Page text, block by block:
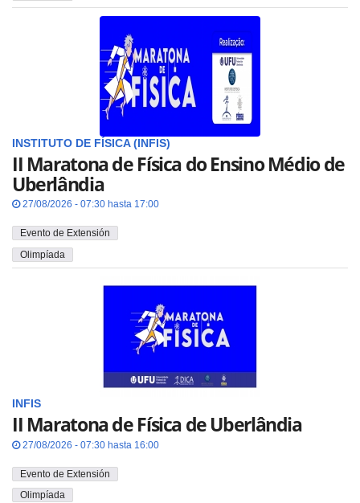
INSTITUTO DE FÍSICA (INFIS)
II Maratona de Física do Ensino Médio de
Uberlândia
27/08/2026 - 07:30 hasta 17:00
Evento de Extensión
Olimpíada
INFIS
II Maratona de Física de Uberlândia
27/08/2026 - 07:30 hasta 16:00
Evento de Extensión
Olimpíada